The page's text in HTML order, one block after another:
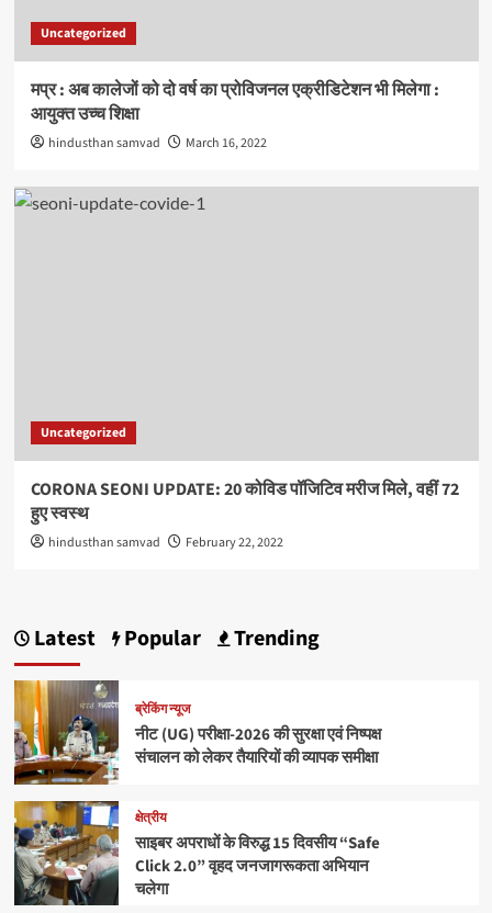
Uncategorized
मप्र : अब कालेजों को दो वर्ष का प्रोविजनल एक्रीडिटेशन भी मिलेगा :
आयुक्त उच्च शिक्षा
hindusthan samvad March 16, 2022
Uncategorized
CORONA SEONI UPDATE: 20 कोविड पॉजिटिव मरीज मिले, वहीं 72
हुए स्वस्थ
hindusthan samvad February 22, 2022
Latest Popular Trending
ब्रेकिंग न्यूज
नीट (UG) परीक्षा-2026 की सुरक्षा एवं निष्पक्ष
संचालन को लेकर तैयारियों की व्यापक समीक्षा
क्षेत्रीय
साइबर अपराधों के विरुद्ध 15 दिवसीय “Safe
Click 2.0” वृहद जनजागरूकता अभियान
चलेगा